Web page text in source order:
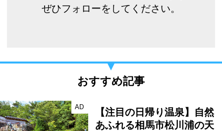
ぜひフォローをしてください。
おすすめ記事
AD
【注目の日帰り温泉】自然
あふれる相馬市松川浦の天